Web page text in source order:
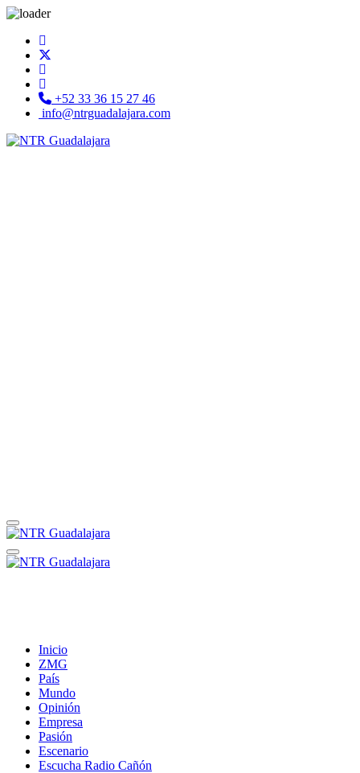
+52 33 36 15 27 46
info@ntrguadalajara.com
Inicio
ZMG
País
Mundo
Opinión
Empresa
Pasión
Escenario
Escucha Radio Cañón